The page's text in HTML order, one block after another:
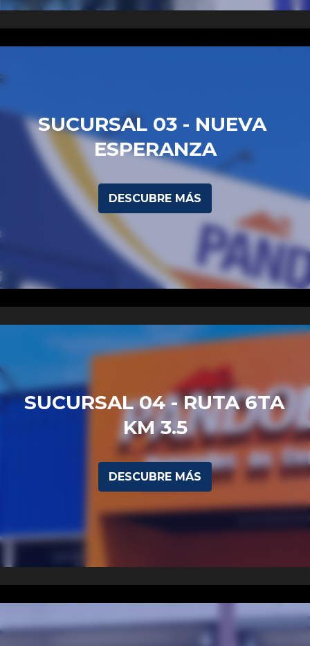
SUCURSAL 03 - NUEVA
ESPERANZA
DESCUBRE MÁS
SUCURSAL 04 - RUTA 6TA
KM 3.5
DESCUBRE MÁS